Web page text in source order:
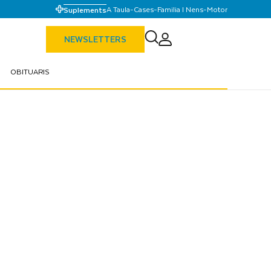
SuplementsA Taula-Cases-Familia I Nens-Motor
NEWSLETTERS
OBITUARIS